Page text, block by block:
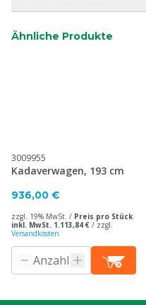
Ähnliche Produkte
3009955
Kadaverwagen, 193 cm
936,00 €
zzgl. 19% MwSt. / Preis pro Stück
inkl. MwSt. 1.113,84 € / zzgl.
Versandkosten